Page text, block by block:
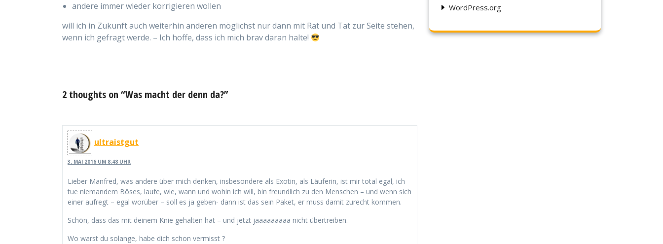
andere immer wieder korrigieren wollen
will ich in Zukunft auch weiterhin anderen möglichst nur dann mit Rat und Tat zur Seite stehen,
wenn ich gefragt werde. – Ich hoffe, dass ich mich brav daran halte!
2 thoughts on “Was macht der denn da?”
ultraistgut
3. MAI 2016 UM 8:48 UHR
Lieber Manfred, was andere über mich denken, insbesondere als Exotin, als Läuferin, ist mir total egal, ich
tue niemandem Böses, laufe, wie, wann und wohin ich will, bin freundlich zu den Menschen – und wenn sich
einer aufregt – egal worüber – soll es ja geben- dann ist das sein Paket, er muss damit zurecht kommen.
Schön, dass das mit deinem Knie gehalten hat – und jetzt jaaaaaaaaa nicht übertreiben.
Wo warst du solange, habe dich schon vermisst ?
WordPress.org